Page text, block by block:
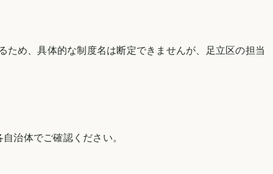
め、具体的な制度名は断定できませんが、 足立区の担当
治体でご確認ください。